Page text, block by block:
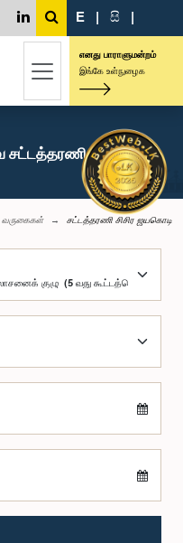
E | සි |
எனது பாராளுமன்றம்
இங்கே உள்நுழைக
சிசிர
வருகைகள் சட்டத்தரணி சிசிர ஜயகொடி